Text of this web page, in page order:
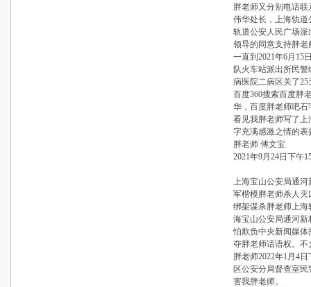
胖老师又分别电话
伟华处长，上海轨
轨道公安人民广场
领导的同意支持胖
一直到2021年6月15
队火车站派出所民
病医院二病区关了25
百度360搜索百度胖
华，百度胖老师吧
看见我胖老师写了
字充满感激之情的表
胖老师 傅文宝
2021年9月24日下午
上海宝山公安局通
军楷模胖老师杀人灭
绑架谋杀胖老师上
海宝山公安局通河
怕欺负中央新闻媒
夺胖老师话语权。
胖老师2022年1月4
区公安分局督查室
害我胖老师。